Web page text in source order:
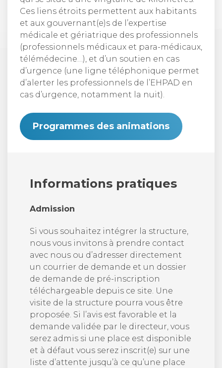
Ces liens étroits permettent aux habitants
et aux gouvernant(e)s de l’expertise
médicale et gériatrique des professionnels
(professionnels médicaux et para-médicaux,
télémédecine…), et d’un soutien en cas
d’urgence (une ligne téléphonique permet
d’alerter les professionnels de l’EHPAD en
cas d’urgence, notamment la nuit).
Programmes des animations
Informations pratiques
Admission
Si vous souhaitez intégrer la structure,
nous vous invitons à prendre contact
avec nous ou d’adresser directement
un courrier de demande et un dossier
de demande de pré-inscription
téléchargeable depuis ce site. Une
visite de la structure pourra vous être
proposée. Si l’avis est favorable et la
demande validée par le directeur, vous
serez admis si une place est disponible
et à défaut vous serez inscrit(e) sur une
liste d’attente jusqu’à ce qu’une place